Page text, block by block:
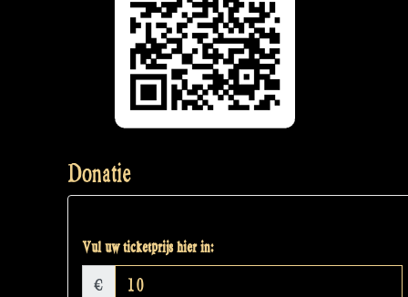
Donatie
Vul uw ticketprijs hier in:
€